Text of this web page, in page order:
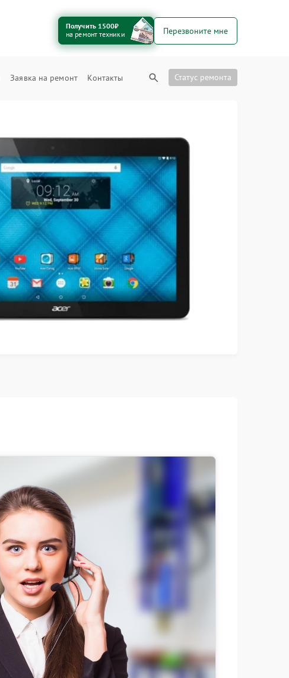
Получить 1500₽
на ремонт техники
Перезвоните мне
Заявка на ремонт Контакты Статус ремонта